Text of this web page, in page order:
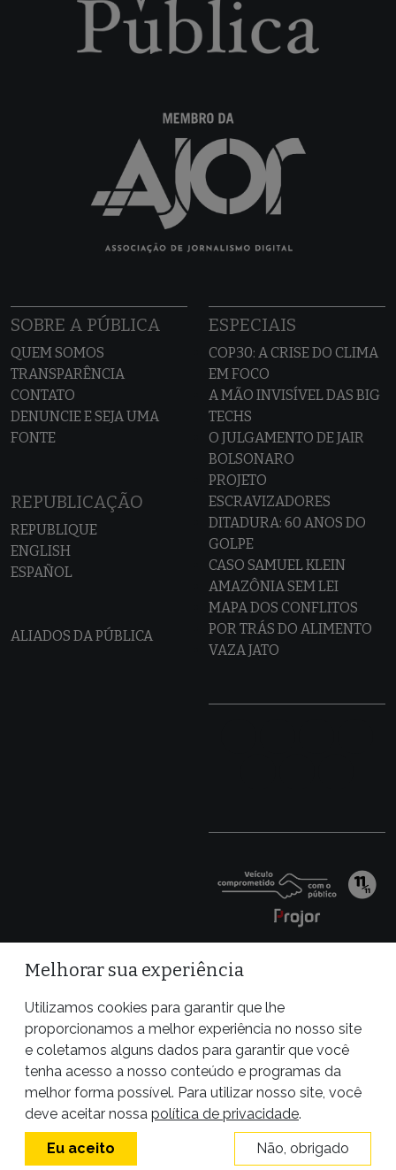
SOBRE A PÚBLICA
QUEM SOMOS
TRANSPARÊNCIA
CONTATO
DENUNCIE E SEJA UMA
FONTE
REPUBLICAÇÃO
REPUBLIQUE
ENGLISH
ESPAÑOL
ALIADOS DA PÚBLICA
ESPECIAIS
COP30: A CRISE DO CLIMA
EM FOCO
A MÃO INVISÍVEL DAS BIG
TECHS
O JULGAMENTO DE JAIR
BOLSONARO
PROJETO
ESCRAVIZADORES
DITADURA: 60 ANOS DO
GOLPE
CASO SAMUEL KLEIN
AMAZÔNIA SEM LEI
MAPA DOS CONFLITOS
POR TRÁS DO ALIMENTO
VAZA JATO
Site desenvolvido por
Melhorar sua experiência
Utilizamos cookies para garantir que lhe
proporcionamos a melhor experiência no nosso site
e coletamos alguns dados para garantir que você
tenha acesso a nosso conteúdo e programas da
melhor forma possível. Para utilizar nosso site, você
deve aceitar nossa política de privacidade.
Eu aceito Não, obrigado